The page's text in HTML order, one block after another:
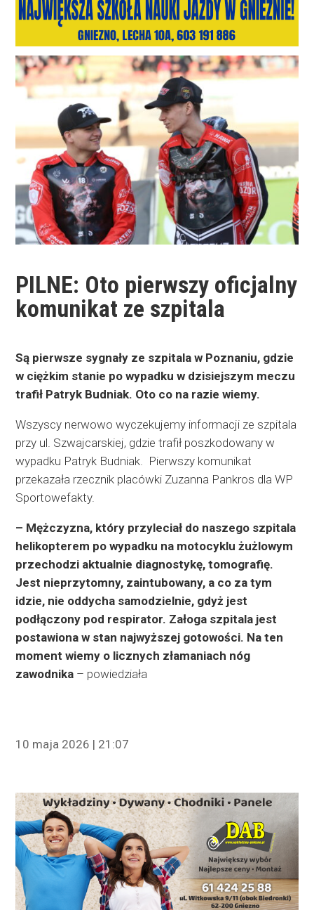
PILNE: Oto pierwszy oficjalny
komunikat ze szpitala
Są pierwsze sygnały ze szpitala w Poznaniu, gdzie
w ciężkim stanie po wypadku w dzisiejszym meczu
trafił Patryk Budniak. Oto co na razie wiemy.
Wszyscy nerwowo wyczekujemy informacji ze szpitala
przy ul. Szwajcarskiej, gdzie trafił poszkodowany w
wypadku Patryk Budniak. Pierwszy komunikat
przekazała rzecznik placówki Zuzanna Pankros dla WP
Sportowefakty.
– Mężczyzna, który przyleciał do naszego szpitala
helikopterem po wypadku na motocyklu żużlowym
przechodzi aktualnie diagnostykę, tomografię.
Jest nieprzytomny, zaintubowany, a co za tym
idzie, nie oddycha samodzielnie, gdyż jest
podłączony pod respirator. Załoga szpitala jest
postawiona w stan najwyższej gotowości. Na ten
moment wiemy o licznych złamaniach nóg
zawodnika – powiedziała
10 maja 2026 | 21:07